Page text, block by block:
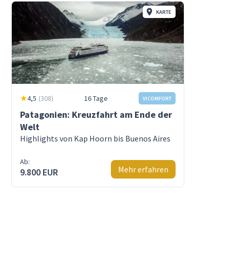
KARTE
4,5 (308) 16 Tage VICOMFORT
Patagonien: Kreuzfahrt am Ende der
Welt
Highlights von Kap Hoorn bis Buenos Aires
Ab:
9.800 EUR Mehr erfahren